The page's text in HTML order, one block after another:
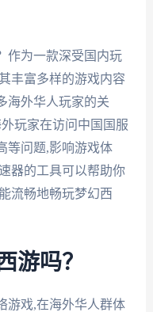
作为一款深受国内玩
丰富多样的游戏内容
海外华人玩家的关
玩家在访问中国国服
等问题,影响游戏体
器的工具可以帮助你
流畅地畅玩梦幻西
游吗？
游戏,在海外华人群体